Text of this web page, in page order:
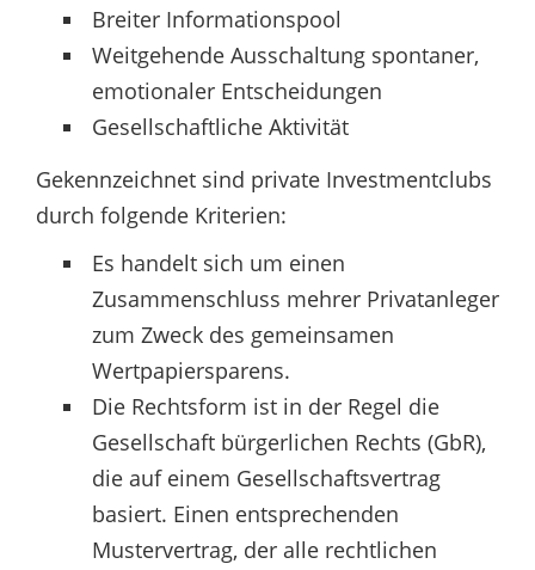
Breiter Informationspool
Weitgehende Ausschaltung spontaner,
emotionaler Entscheidungen
Gesellschaftliche Aktivität
Gekennzeichnet sind private Investmentclubs
durch folgende Kriterien:
Es handelt sich um einen
Zusammenschluss mehrer Privatanleger
zum Zweck des gemeinsamen
Wertpapiersparens.
Die Rechtsform ist in der Regel die
Gesellschaft bürgerlichen Rechts (GbR),
die auf einem Gesellschaftsvertrag
basiert. Einen entsprechenden
Mustervertrag, der alle rechtlichen